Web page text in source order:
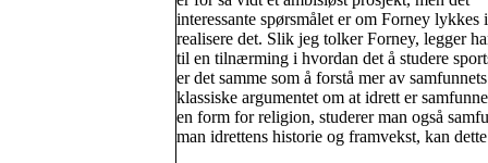
interessante spørsmålet er om Forney lykkes
realisere det. Slik jeg tolker Forney, legger
til en tilnærming i hvordan det å studere
er det samme som å forstå mer av
klassiske argumentet om at idrett er
en form for religion, studerer man også
man idrettens historie og framvekst, kan